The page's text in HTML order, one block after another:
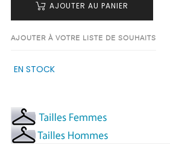
AJOUTER AU PANIER
AJOUTER À VOTRE LISTE DE SOUHAITS
EN STOCK